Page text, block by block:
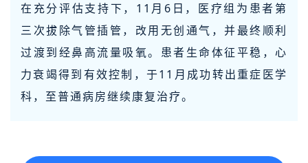
在充分评估支持下，11月6日，医疗组为患者第
三次拔除气管插管，改用无创通气，并最终顺利
过渡到经鼻高流量吸氧。患者生命体征平稳，心
力衰竭得到有效控制，于11月成功转出重症医学
科，至普通病房继续康复治疗。